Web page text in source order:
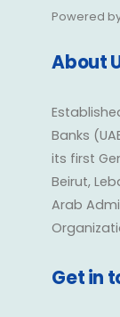
Powered
About
Banks
its first
Beirut,
Arab
Get in